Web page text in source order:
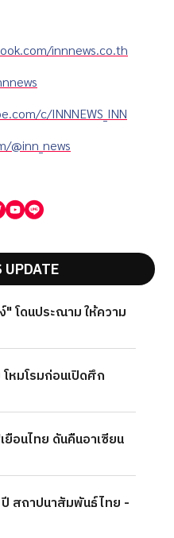
innnews.co.th
c/INNNEWS_INN
@inn_news
UPDATE
" โดนประณาม ให้ความ
หมโรมก่อนเปิดศึก
อนไทย ดันคืนอาเซียน
สถาปนาสัมพันธ์ไทย -